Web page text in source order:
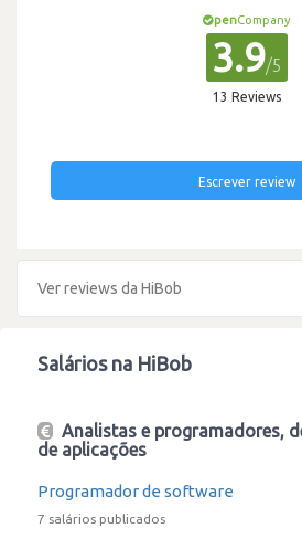
penCompany
3.9/5
13 Reviews
Escrever review
Ver reviews da HiBob
Salários na HiBob
Analistas e programadores,
de aplicações
Programador de software
7 salários publicados